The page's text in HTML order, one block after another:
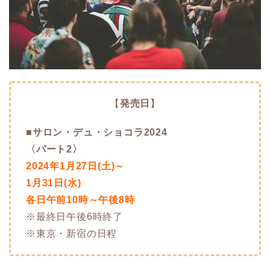
【 発売日 】
■サロン・デュ・ショコラ2024
〈パート2〉
2024年1月27日(土)～
1月31日(水)
各日午前10時～午後8時
※最終日午後6時終了
※東京・新宿の日程